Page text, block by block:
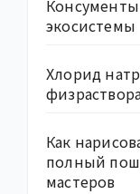
экосистемы
Хлорид
Как
полный
мастеров